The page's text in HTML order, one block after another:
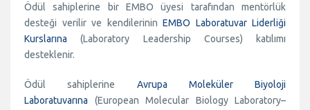
Ödül sahiplerine bir EMBO üyesi tarafından mentörlük
desteği verilir ve kendilerinin EMBO Laboratuvar Liderliği
Kurslarına (Laboratory Leadership Courses) katılımı
desteklenir.
Ödül sahiplerine Avrupa Moleküler Biyoloji
Laboratuvarına (European Molecular Biology Laboratory–